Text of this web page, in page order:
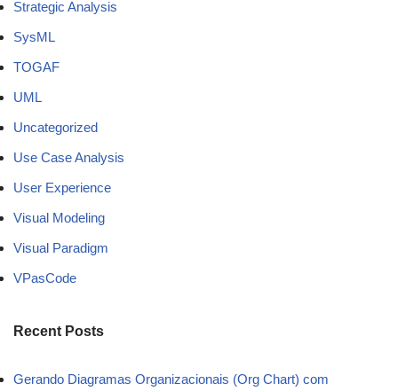
Strategic Analysis
SysML
TOGAF
UML
Uncategorized
Use Case Analysis
User Experience
Visual Modeling
Visual Paradigm
VPasCode
Recent Posts
Gerando Diagramas Organizacionais (Org Chart) com